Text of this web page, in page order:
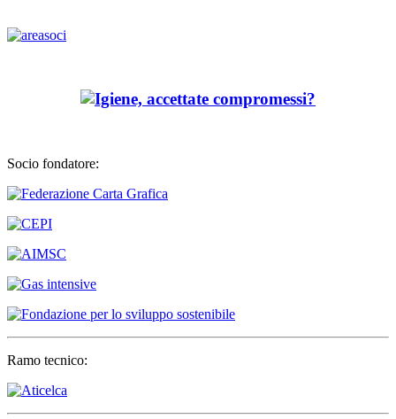
Socio fondatore:
Ramo tecnico: